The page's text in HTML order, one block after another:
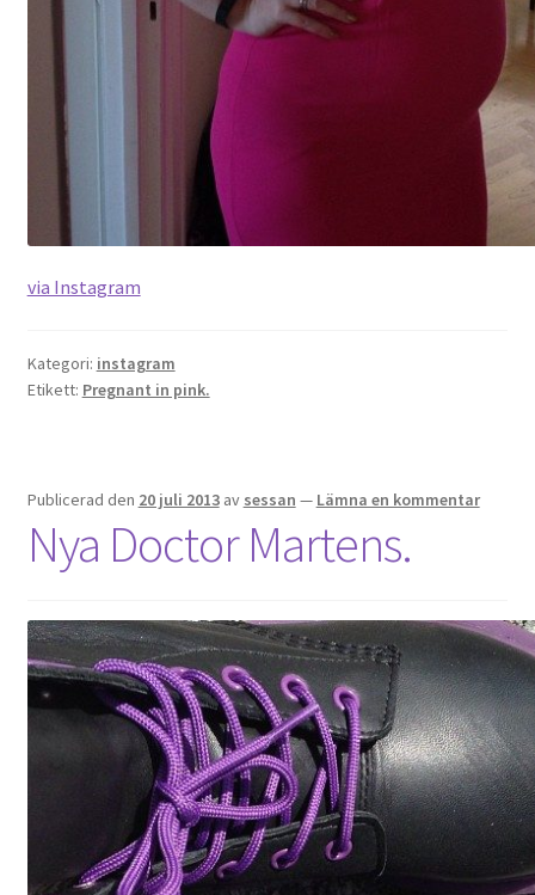
via Instagram
Kategori: instagram
Etikett: Pregnant in pink.
Publicerad den 20 juli 2013 av sessan — Lämna en kommentar
Nya Doctor Martens.